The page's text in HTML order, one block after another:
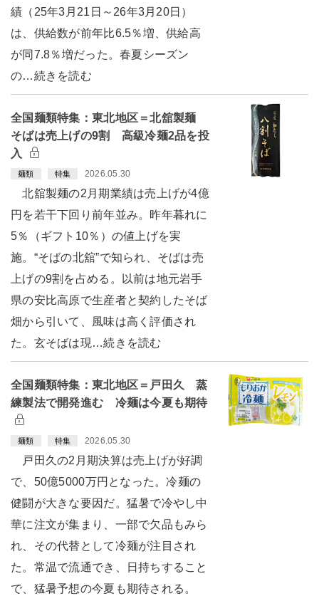
績（25年3月21日～26年3月20日）
は、供給数が前年比6.5％増、供給高
が同7.8％増だった。春夏シーズン
の…続きを読む
全国麺類特集：東北地区＝北舘製麺
そばは売上げの9割 高級冷麺2品を投
入
麺類 特集 2026.05.30
北舘製麺の2月期業績は売上げが4億
円を若干下回り前年並み。昨年暮れに
5％（ギフト10％）の値上げを実
施。“そばの北舘”で知られ、そばは売
上げの9割を占める。以前は地元岩手
県の安比高原で生産者と契約したそば
畑から引いて、風味は高く評価され
た。玄そばは現…続きを読む
全国麺類特集：東北地区＝戸田久 蒸
練製法で開発進む 冷麺は今夏も期待
麺類 特集 2026.05.30
戸田久の2月期決算は売上げが好調
で、50億5000万円となった。冷麺の
健闘が大きな要因だ。猛暑で冷やし中
華に注文が集まり、一部で欠品もみら
れ、その代替として冷麺が注目され
た。常温で流通でき、日持ちすること
で、猛暑予想の今夏も期待される。